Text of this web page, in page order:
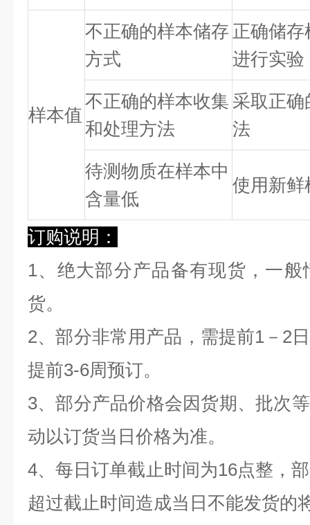
样本值
不正确的样本储存
方式
正确储
进行实验
不正确的样本收集
和处理方法
采取正
法
待测物质在样本中
含量低
使用新鲜
订购说明：
1、绝大部分产品备有现货，一
货。
2、部分非常用产品，需提前1－2
提前3-6周预订。
3、部分产品价格会因货期、批次
动以订货当日价格为准。
4、每日订单截止时间为16点整，
超过截止时间造成当日不能发货的